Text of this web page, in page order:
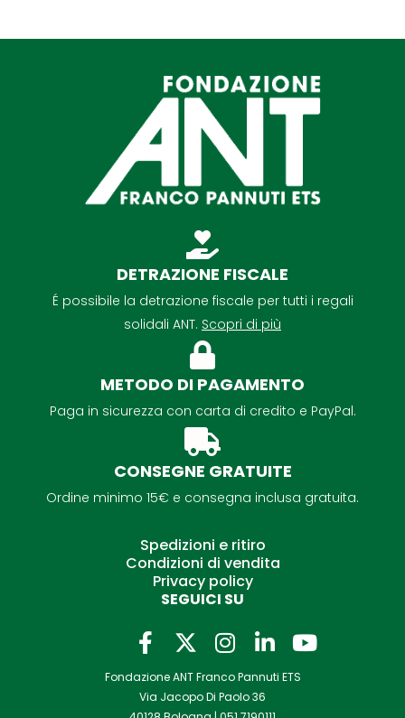
DETRAZIONE FISCALE
É possibile la detrazione fiscale per tutti i regali
solidali ANT. Scopri di più
METODO DI PAGAMENTO
Paga in sicurezza con carta di credito e PayPal.
CONSEGNE GRATUITE
Ordine minimo 15€ e consegna inclusa gratuita.
Spedizioni e ritiro
Condizioni di vendita
Privacy policy
SEGUICI SU
F
a
c
I
n
s
L
i
n
Y
Fondazione ANT Franco Pannuti ETS
Via Jacopo Di Paolo 36